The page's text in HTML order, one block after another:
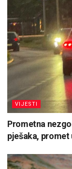
VIJESTI
Prometna
pješaka, promet